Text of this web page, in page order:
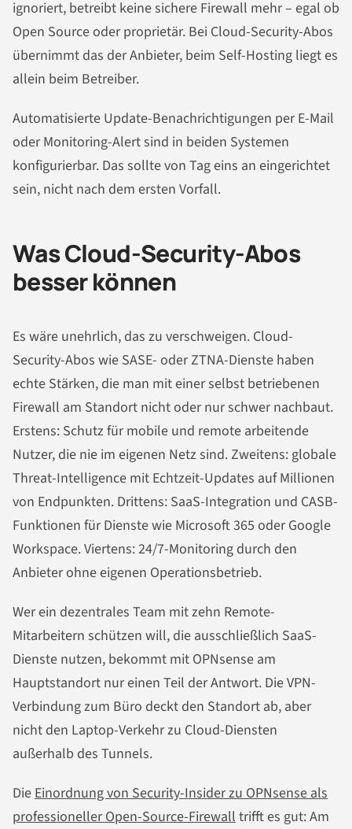
ignoriert, betreibt keine sichere Firewall mehr – egal ob
Open Source oder proprietär. Bei Cloud-Security-Abos
übernimmt das der Anbieter, beim Self-Hosting liegt es
allein beim Betreiber.
Automatisierte Update-Benachrichtigungen per E-Mail
oder Monitoring-Alert sind in beiden Systemen
konfigurierbar. Das sollte von Tag eins an eingerichtet
sein, nicht nach dem ersten Vorfall.
Was Cloud-Security-Abos
besser können
Es wäre unehrlich, das zu verschweigen. Cloud-
Security-Abos wie SASE- oder ZTNA-Dienste haben
echte Stärken, die man mit einer selbst betriebenen
Firewall am Standort nicht oder nur schwer nachbaut.
Erstens: Schutz für mobile und remote arbeitende
Nutzer, die nie im eigenen Netz sind. Zweitens: globale
Threat-Intelligence mit Echtzeit-Updates auf Millionen
von Endpunkten. Drittens: SaaS-Integration und CASB-
Funktionen für Dienste wie Microsoft 365 oder Google
Workspace. Viertens: 24/7-Monitoring durch den
Anbieter ohne eigenen Operationsbetrieb.
Wer ein dezentrales Team mit zehn Remote-
Mitarbeitern schützen will, die ausschließlich SaaS-
Dienste nutzen, bekommt mit OPNsense am
Hauptstandort nur einen Teil der Antwort. Die VPN-
Verbindung zum Büro deckt den Standort ab, aber
nicht den Laptop-Verkehr zu Cloud-Diensten
außerhalb des Tunnels.
Die Einordnung von Security-Insider zu OPNsense als
professioneller Open-Source-Firewall trifft es gut: Am